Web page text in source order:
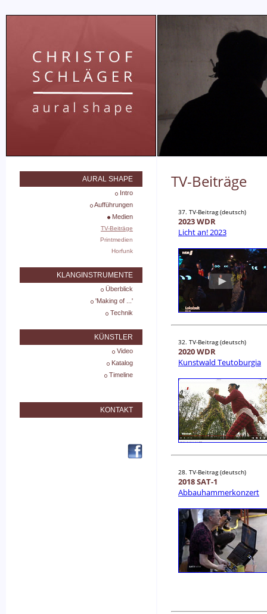
AURAL SHAPE
Intro
Aufführungen
Medien
TV-Beiträge
Printmedien
Horfunk
KLANGINSTRUMENTE
Überblick
'Making of ...'
Technik
KÜNSTLER
Video
Katalog
Timeline
KONTAKT
TV-Beiträge
37. TV-Beitrag (deutsch)
2023 WDR
Licht an! 2023
32. TV-Beitrag (deutsch)
2020 WDR
Kunstwald Teutoburgia
28. TV-Beitrag (deutsch)
2018 SAT-1
Abbauhammerkonzert